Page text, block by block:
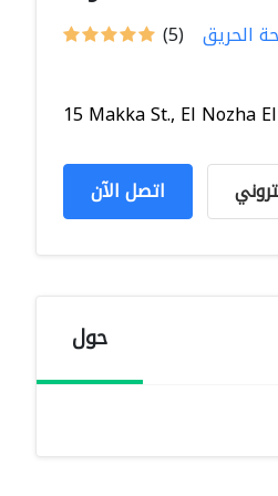
(5) الحريق
15 Makka St., El Nozha
اتصل الآن
حول